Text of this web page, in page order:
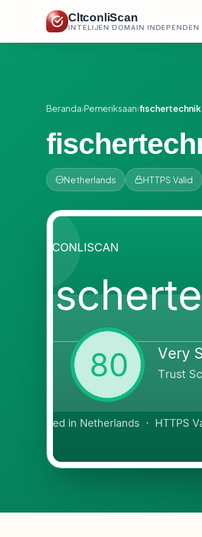
CltconliScan
INTELIJEN DOMAIN INDEPENDEN
Beranda›Pemeriksaan›
Netherlands HTTPS Valid